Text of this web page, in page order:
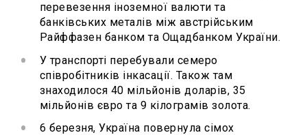
перевезення іноземної валюти та
банківських металів між австрійським
Райффазен банком та Ощадбанком України.
У транспорті перебували семеро
співробітників інкасації. Також там
знаходилося 40 мільйонів доларів, 35
мільйонів євро та 9 кілограмів золота.
6 березня, Україна повернула сімох